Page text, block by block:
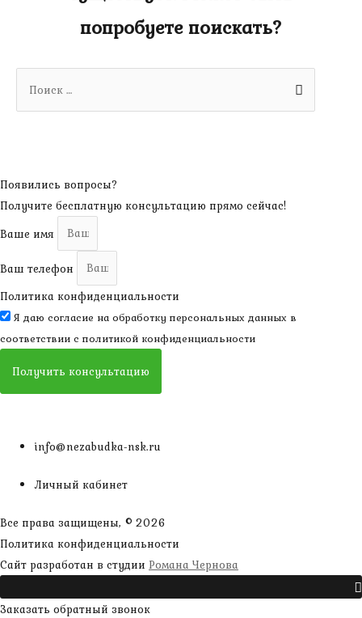
попробуете поискать?
for:
Появились вопросы?
Получите бесплатную консультацию прямо сейчас!
Ваше имя
Ваш телефон
Политика конфиденциальности
Я даю согласие на обработку персональных данных в
соответствии с политикой конфиденциальности
Получить консультацию
info@nezabudka-nsk.ru
Личный кабинет
Все права защищены, © 2026
Политика конфиденциальности
Сайт разработан в студии Романа Чернова
Заказать обратный звонок